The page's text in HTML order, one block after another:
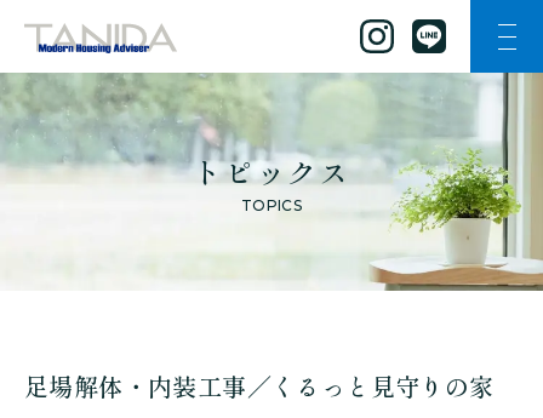
谷田工務店のトップページへ移動
ナビ
トピックス
TOPICS
足場解体・内装工事／くるっと見守りの家